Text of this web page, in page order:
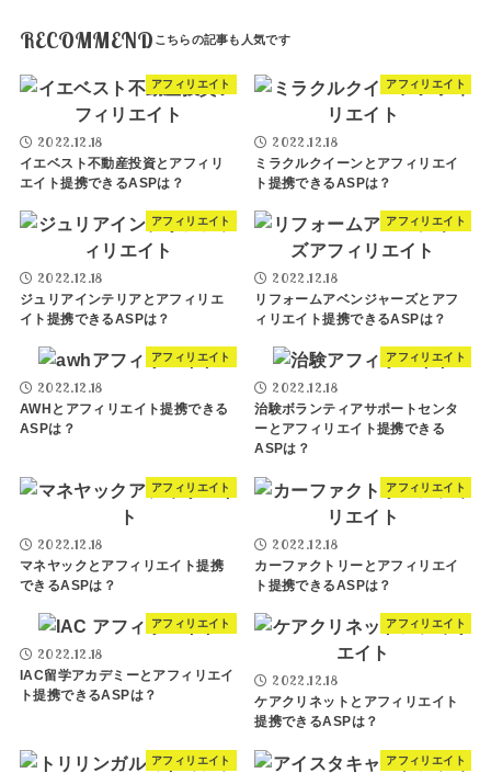
RECOMMEND
アフィリエイト
2022.12.18
イエベスト不動産投資とアフィリ
エイト提携できるASPは？
アフィリエイト
2022.12.18
ミラクルクイーンとアフィリエイ
ト提携できるASPは？
アフィリエイト
2022.12.18
ジュリアインテリアとアフィリエ
イト提携できるASPは？
アフィリエイト
2022.12.18
リフォームアベンジャーズとアフ
ィリエイト提携できるASPは？
アフィリエイト
2022.12.18
AWHとアフィリエイト提携できる
ASPは？
アフィリエイト
2022.12.18
治験ボランティアサポートセンタ
ーとアフィリエイト提携できる
ASPは？
アフィリエイト
2022.12.18
マネヤックとアフィリエイト提携
できるASPは？
アフィリエイト
2022.12.18
カーファクトリーとアフィリエイ
ト提携できるASPは？
アフィリエイト
2022.12.18
IAC留学アカデミーとアフィリエイ
ト提携できるASPは？
アフィリエイト
2022.12.18
ケアクリネットとアフィリエイト
提携できるASPは？
アフィリエイト アフィリエイト